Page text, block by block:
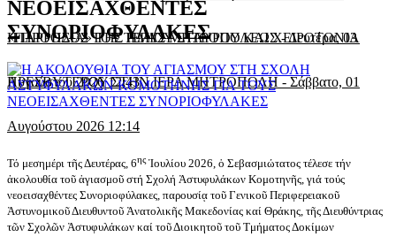
«ΠΑΡΡΗΣΙΑ» ΤΗΣ ΙΕΡΑΣ ΜΗΤΡΟΠΟΛΕΩΣ-Δευτέρα, 03
Αυγούστου 2026 12:43
Η ΠΡΟΟΔΟΣ ΤΟΥ ΤΙΜΙΟΥ ΣΤΑΥΡΟΥ ΚΑΙ ΧΕΙΡΟΤΟΝΙΑ
ΠΡΕΣΒΥΤΕΡΟΥ ΣΤΗΝ ΙΕΡΑ ΜΗΤΡΟΠΟΛΗ - Σάββατο, 01
Αυγούστου 2026 12:14
ΝΕΟΕΙΣΑΧΘΕΝΤΕΣ
ΣΥΝΟΡΙΟΦΥΛΑΚΕΣ
Τό μεσημέρι τῆς Δευτέρας, 6ηςἹουλίου 2026, ὁ Σεβασμιώτατος τέλεσε τήν
ἀκολουθία τοῦ ἁγιασμοῦ στή Σχολή Ἀστυφυλάκων Κομοτηνῆς, γιά τούς
νεοεισαχθέντες Συνοριοφύλακες, παρουσίᾳ τοῦ Γενικοῦ Περιφερειακοῦ
Ἀστυνομικοῦ Διευθυντοῦ Ἀνατολικῆς Μακεδονίας καί Θράκης, τῆς Διευθύντριας
τῶν Σχολῶν Ἀστυφυλάκων καί τοῦ Διοικητοῦ τοῦ Τμήματος Δοκίμων